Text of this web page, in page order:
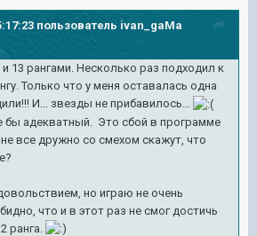
пользователь ivan_gaMa
13 рангами. Несколько раз подходил к
Только что у меня оставалась одна
И... звезды не прибавилось...
бы адекватный. Это сбой в программе
все дружно со смехом скажут, что
но играю не очень
что и в этот раз не смог достичь
ранга.